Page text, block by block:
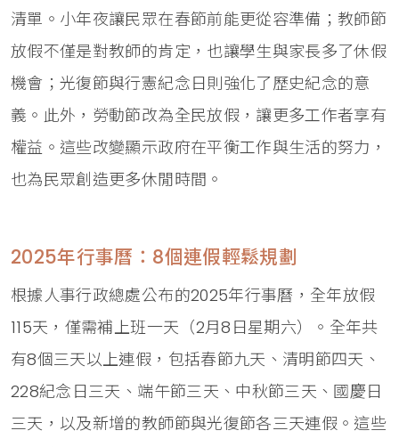
清單。小年夜讓民眾在春節前能更從容準備；教師節
放假不僅是對教師的肯定，也讓學生與家長多了休假
機會；光復節與行憲紀念日則強化了歷史紀念的意
義。此外，勞動節改為全民放假，讓更多工作者享有
權益。這些改變顯示政府在平衡工作與生活的努力，
也為民眾創造更多休閒時間。
2025年行事曆：8個連假輕鬆規劃
根據人事行政總處公布的2025年行事曆，全年放假
115天，僅需補上班一天（2月8日星期六）。全年共
有8個三天以上連假，包括春節九天、清明節四天、
228紀念日三天、端午節三天、中秋節三天、國慶日
三天，以及新增的教師節與光復節各三天連假。這些